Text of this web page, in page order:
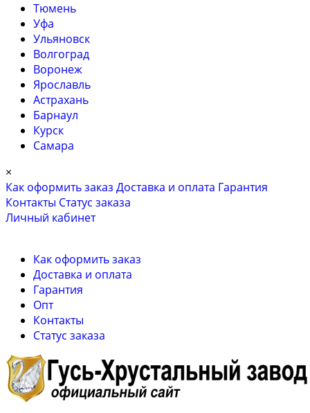
Тюмень
Уфа
Ульяновск
Волгоград
Воронеж
Ярославль
Астрахань
Барнаул
Курск
Самара
×
Как оформить заказ Доставка и оплата Гарантия
Контакты Cтатус заказа
Личный кабинет
Как оформить заказ
Доставка и оплата
Гарантия
Опт
Контакты
Cтатус заказа